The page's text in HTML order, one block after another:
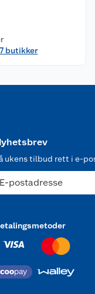
butikker
ukens tilbud rett i e-
E-postadresse